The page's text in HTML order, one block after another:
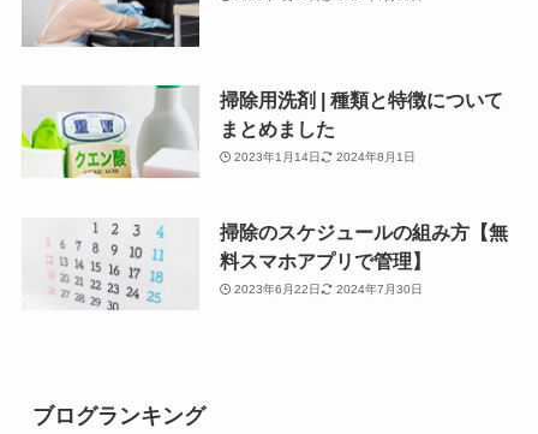
掃除用洗剤 | 種類と特徴について
まとめました
2023年1月14日 2024年8月1日
掃除のスケジュールの組み方【無
料スマホアプリで管理】
2023年6月22日 2024年7月30日
ブログランキング